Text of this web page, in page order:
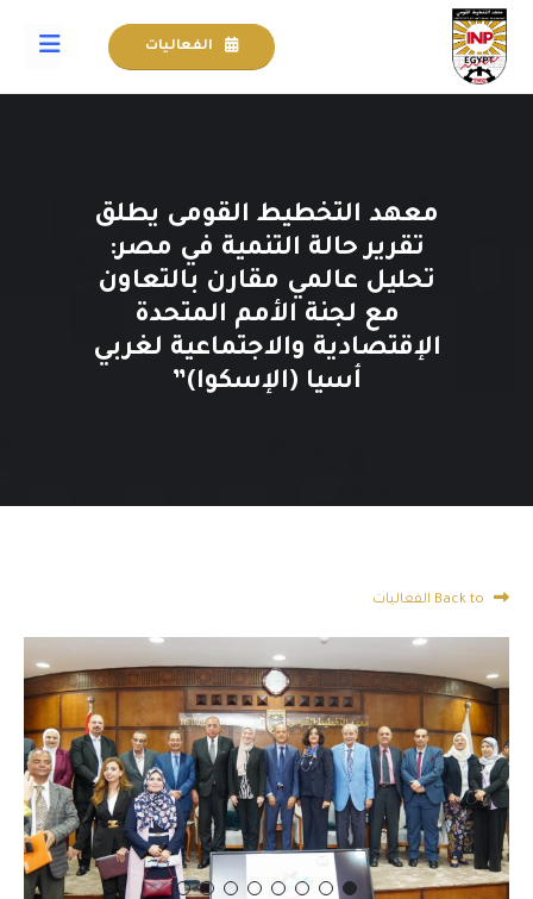
الفعاليات
معهد التخطيط القومى يطلق
تقرير حالة التنمية في مصر:
تحليل عالمي مقارن بالتعاون
مع لجنة الأمم المتحدة
الإقتصادية والاجتماعية لغربي
أسيا (الإسكوا)”